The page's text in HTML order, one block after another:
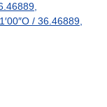
/ 36.46889